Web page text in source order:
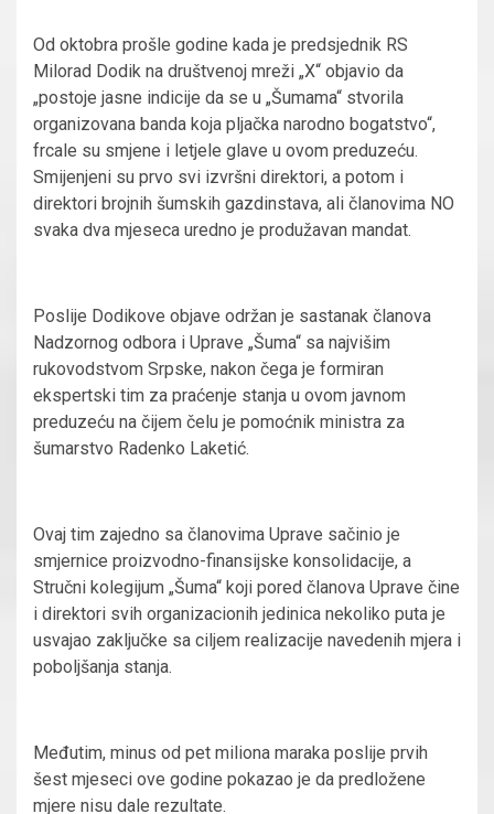
Od oktobra prošle godine kada je predsjednik RS
Milorad Dodik na društvenoj mreži „X“ objavio da
„postoje jasne indicije da se u „Šumama“ stvorila
organizovana banda koja pljačka narodno bogatstvo“,
frcale su smjene i letjele glave u ovom preduzeću.
Smijenjeni su prvo svi izvršni direktori, a potom i
direktori brojnih šumskih gazdinstava, ali članovima NO
svaka dva mjeseca uredno je produžavan mandat.
Poslije Dodikove objave održan je sastanak članova
Nadzornog odbora i Uprave „Šuma“ sa najvišim
rukovodstvom Srpske, nakon čega je formiran
ekspertski tim za praćenje stanja u ovom javnom
preduzeću na čijem čelu je pomoćnik ministra za
šumarstvo Radenko Laketić.
Ovaj tim zajedno sa članovima Uprave sačinio je
smjernice proizvodno-finansijske konsolidacije, a
Stručni kolegijum „Šuma“ koji pored članova Uprave čine
i direktori svih organizacionih jedinica nekoliko puta je
usvajao zaključke sa ciljem realizacije navedenih mjera i
poboljšanja stanja.
Međutim, minus od pet miliona maraka poslije prvih
šest mjeseci ove godine pokazao je da predložene
mjere nisu dale rezultate.